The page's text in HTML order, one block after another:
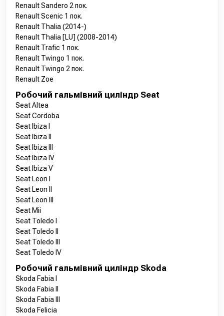
Renault Sandero 2 пок.
Renault Scenic 1 пок.
Renault Thalia (2014-)
Renault Thalia [LU] (2008-2014)
Renault Trafic 1 пок.
Renault Twingo 1 пок.
Renault Twingo 2 пок.
Renault Zoe
Робочий гальмівний циліндр Seat
Seat Altea
Seat Cordoba
Seat Ibiza I
Seat Ibiza II
Seat Ibiza III
Seat Ibiza IV
Seat Ibiza V
Seat Leon I
Seat Leon II
Seat Leon III
Seat Mii
Seat Toledo I
Seat Toledo II
Seat Toledo III
Seat Toledo IV
Робочий гальмівний циліндр Skoda
Skoda Fabia I
Skoda Fabia II
Skoda Fabia III
Skoda Felicia